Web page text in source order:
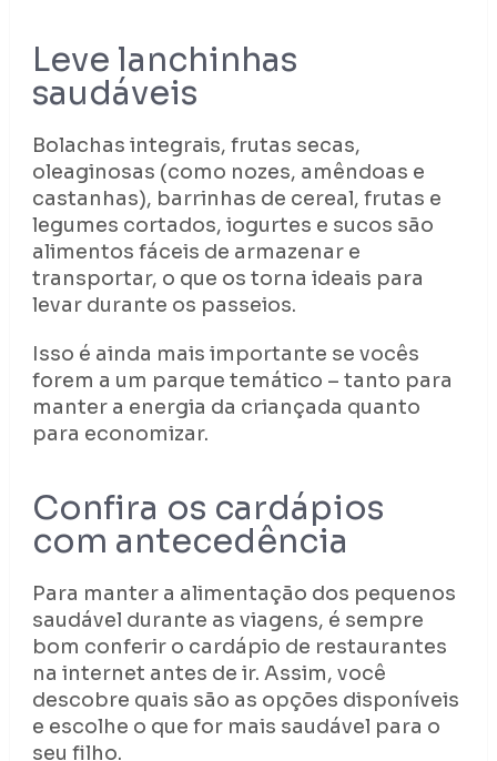
Leve lanchinhas
saudáveis
Bolachas integrais, frutas secas,
oleaginosas (como nozes, amêndoas e
castanhas), barrinhas de cereal, frutas e
legumes cortados, iogurtes e sucos são
alimentos fáceis de armazenar e
transportar, o que os torna ideais para
levar durante os passeios.
Isso é ainda mais importante se vocês
forem a um parque temático – tanto para
manter a energia da criançada quanto
para economizar.
Confira os cardápios
com antecedência
Para manter a alimentação dos pequenos
saudável durante as viagens, é sempre
bom conferir o cardápio de restaurantes
na internet antes de ir. Assim, você
descobre quais são as opções disponíveis
e escolhe o que for mais saudável para o
seu filho.